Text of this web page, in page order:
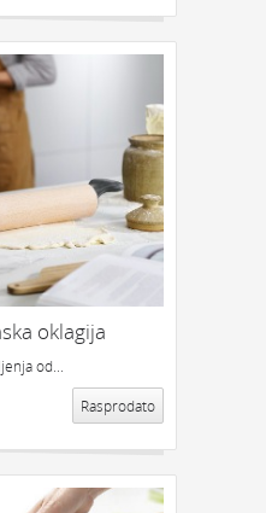
oklagija
od...
Rasprodato